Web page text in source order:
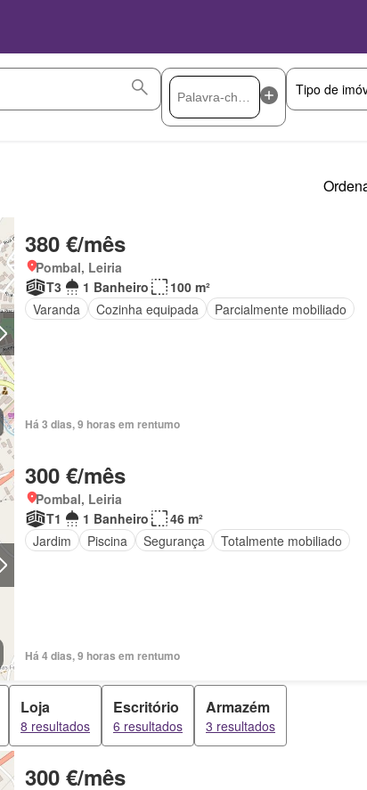
380 €/mês
Pombal, Leiria
T3
1 Banheiro
100 m²
Varanda
Cozinha equipada Parcialmente mobiliado
Há 3 dias, 9 horas em rentumo
300 €/mês
Pombal, Leiria
T1
1 Banheiro
46 m²
Jardim
Piscina Segurança Totalmente mobiliado
Há 4 dias, 9 horas em rentumo
Loja
8 resultados
Escritório
6 resultados
Armazém
3 resultados
300 €/mês